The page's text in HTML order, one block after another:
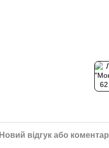
Новий відгук або коментар